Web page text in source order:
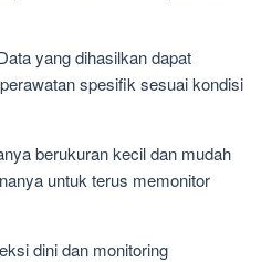
yang dihasilkan dapat
spesifik sesuai kondisi
berukuran kecil dan mudah
untuk terus memonitor
dini dan monitoring